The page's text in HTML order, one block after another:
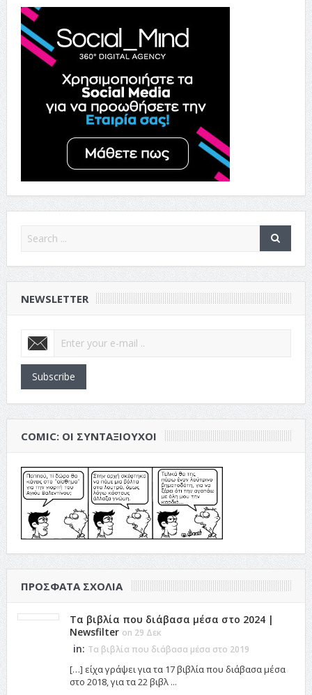
NEWSLETTER
Subscribe
COMIC: ΟΙ ΣΥΝΤΑΞΙΟΎΧΟΙ
ΠΡΌΣΦΑΤΑ ΣΧΌΛΙΑ
Τα βιβλία που διάβασα μέσα στο 2024 |
Newsfilter on 29 Δεκ
in: Τα βιβλία που διάβασα μέσα στο 2019
[…] είχα γράψει για τα 17 βιβλία που διάβασα μέσα
στο 2018, για τα 22 βιβλ ...